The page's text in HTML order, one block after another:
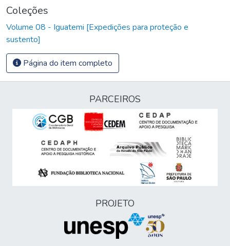
Coleções
Volume 08 - Iguatemi [Expedições para proteção e
sustento]
Página do item completo
PARCEIROS
PROJETO